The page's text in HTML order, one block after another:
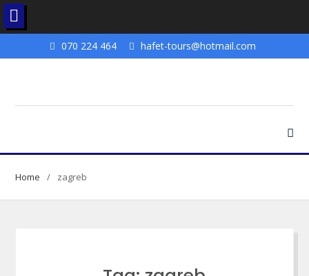
070 224 464 hafet-tours@hotmail.com
Home zagreb